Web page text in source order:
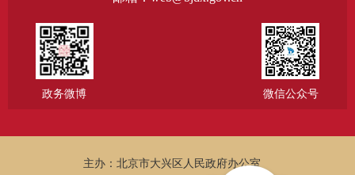
政务微博 微信公众号
主办：北京市大兴区人民政府办公室